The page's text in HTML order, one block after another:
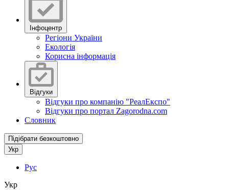
Інфоцентр
Регіони України
Екологія
Корисна інформація
Відгуки
Відгуки про компанію "РеалЕкспо"
Відгуки про портал Zagorodna.com
Словник
Підібрати безкоштовно
Укр
Рус
Укр